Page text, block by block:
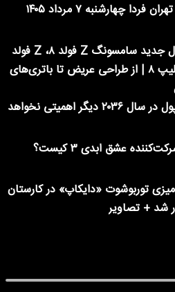
فوری | ادارات تهران فردا چهارشنبه ۷ مرداد ۱۴۰۵
معرفی سه مدل جدید سامسونگ Z فولد ۸، Z فولد
۸ اولترا و Z فلیپ ۸ | از طراحی عریض تا باتری‌های
ایلان ماسک: پول در سال ۲۰۳۶ دیگر اهمیتی نخواهد
عشق ابدی ۳ کیست؟
توربوشوت «دایکاپ» در کارستان
شد + تصاویر